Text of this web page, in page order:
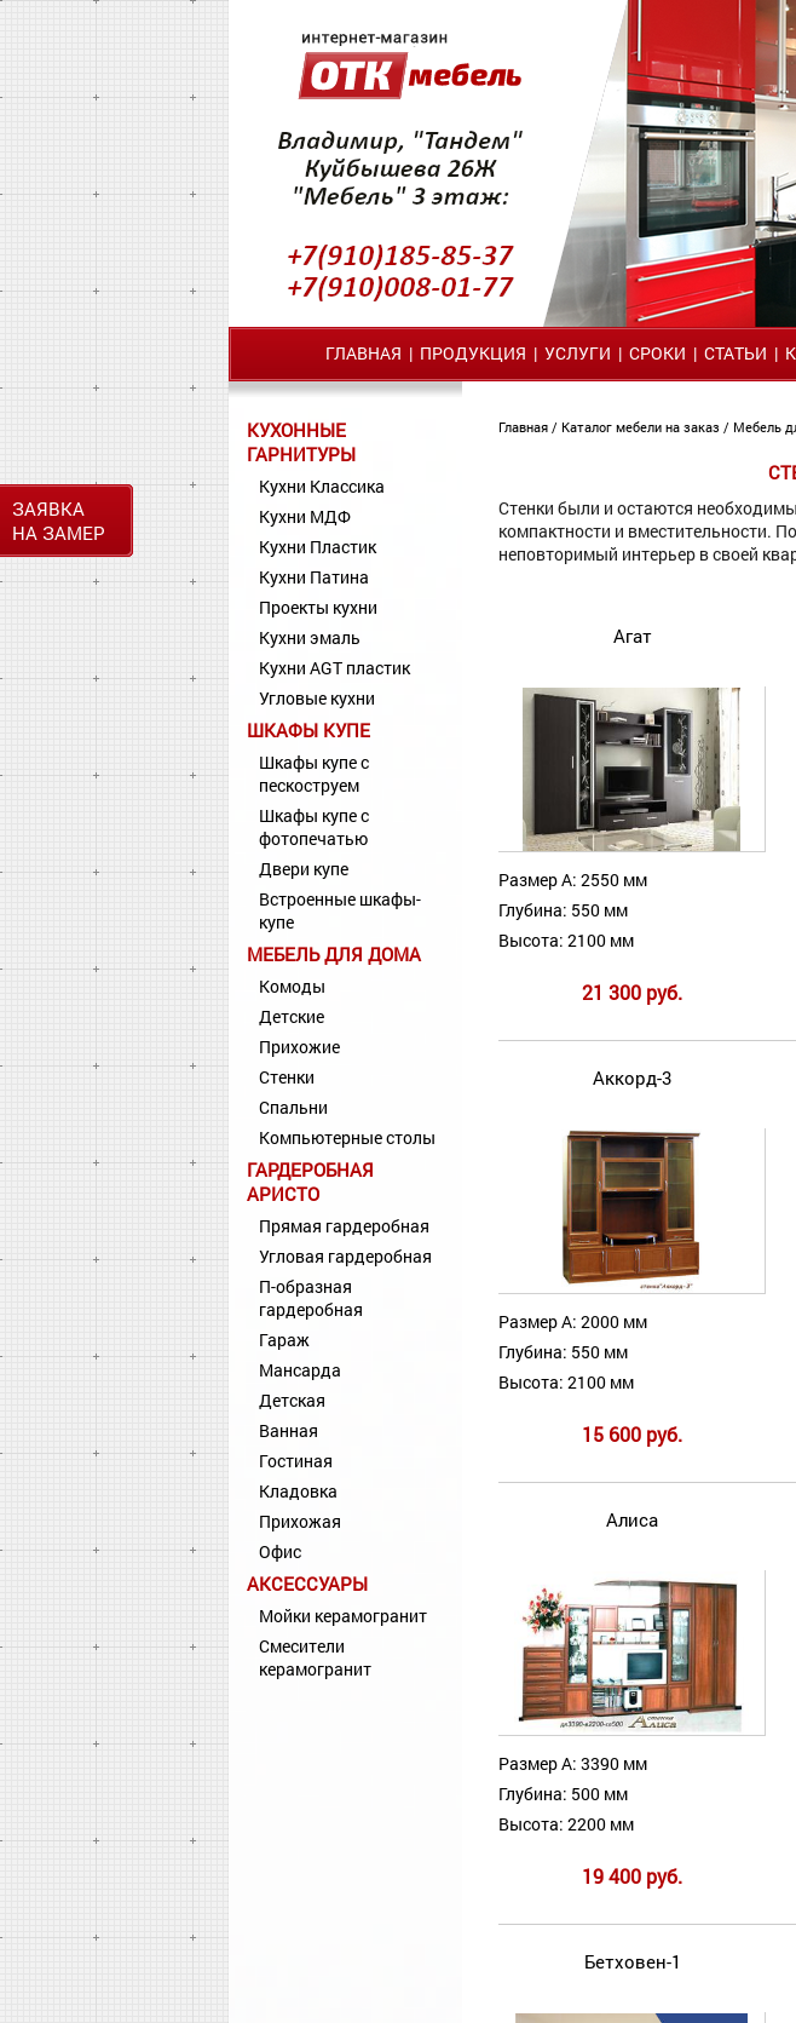
ЗАЯВКА
НА ЗАМЕР
ГЛАВНАЯ | ПРОДУКЦИЯ | УСЛУГИ | СРОКИ | СТАТЬИ |
КУХОННЫЕ
ГАРНИТУРЫ
Кухни Классика
Кухни МДФ
Кухни Пластик
Кухни Патина
Проекты кухни
Кухни эмаль
Кухни AGT пластик
Угловые кухни
ШКАФЫ КУПЕ
Шкафы купе с
пескоструем
Шкафы купе с
фотопечатью
Двери купе
Встроенные шкафы-
купе
МЕБЕЛЬ ДЛЯ ДОМА
Комоды
Детские
Прихожие
Стенки
Спальни
Компьютерные столы
ГАРДЕРОБНАЯ
АРИСТО
Прямая гардеробная
Угловая гардеробная
П-образная
гардеробная
Гараж
Мансарда
Детская
Ванная
Гостиная
Кладовка
Прихожая
Офис
АКСЕССУАРЫ
Мойки керамогранит
Смесители
керамогранит
Главная / Каталог мебели на заказ / Мебель
Стенки были и остаются
компактности и вместительности.
неповторимый интерьер в своей
Агат
Размер А: 2550 мм
Глубина: 550 мм
Высота: 2100 мм
21 300 руб.
Аккорд-3
Размер А: 2000 мм
Глубина: 550 мм
Высота: 2100 мм
15 600 руб.
Алиса
Размер А: 3390 мм
Глубина: 500 мм
Высота: 2200 мм
19 400 руб.
Бетховен-1